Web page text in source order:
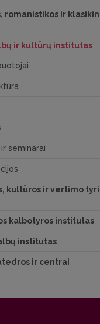
romanistikos ir
ir kultūrų institutas
seminarai
kultūros ir vertimo
kalbotyros institutas
institutas
ir centrai